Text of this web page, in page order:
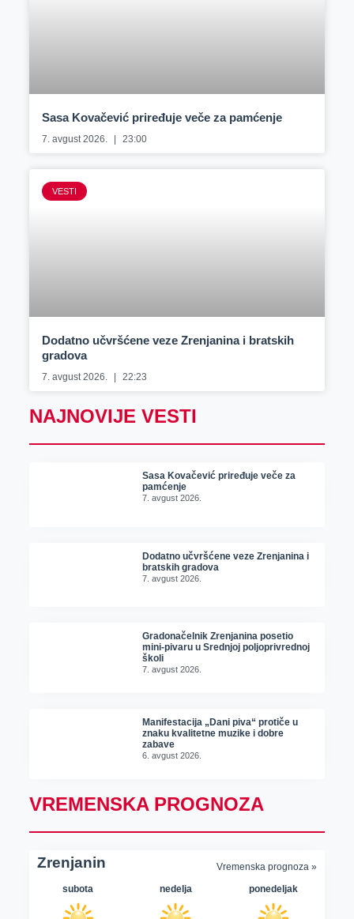
Sasa Kovačević priređuje veče za pamćenje
7. avgust 2026. 23:00
VESTI
Dodatno učvršćene veze Zrenjanina i bratskih
gradova
7. avgust 2026. 22:23
NAJNOVIJE VESTI
Sasa Kovačević priređuje veče za
pamćenje
7. avgust 2026.
Dodatno učvršćene veze Zrenjanina i
bratskih gradova
7. avgust 2026.
Gradonačelnik Zrenjanina posetio
mini-pivaru u Srednjoj poljoprivrednoj
školi
7. avgust 2026.
Manifestacija „Dani piva“ protiče u
znaku kvalitetne muzike i dobre
zabave
6. avgust 2026.
VREMENSKA PROGNOZA